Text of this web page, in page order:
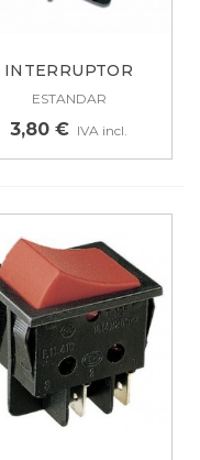
INTERRUPTOR
BIPOLAR 4
ESTANDAR
3,80 € IVA incl.